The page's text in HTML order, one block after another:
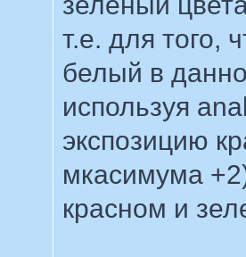
т.е. для того,
белый в
используя
экспозицию
мкасимума
красном и